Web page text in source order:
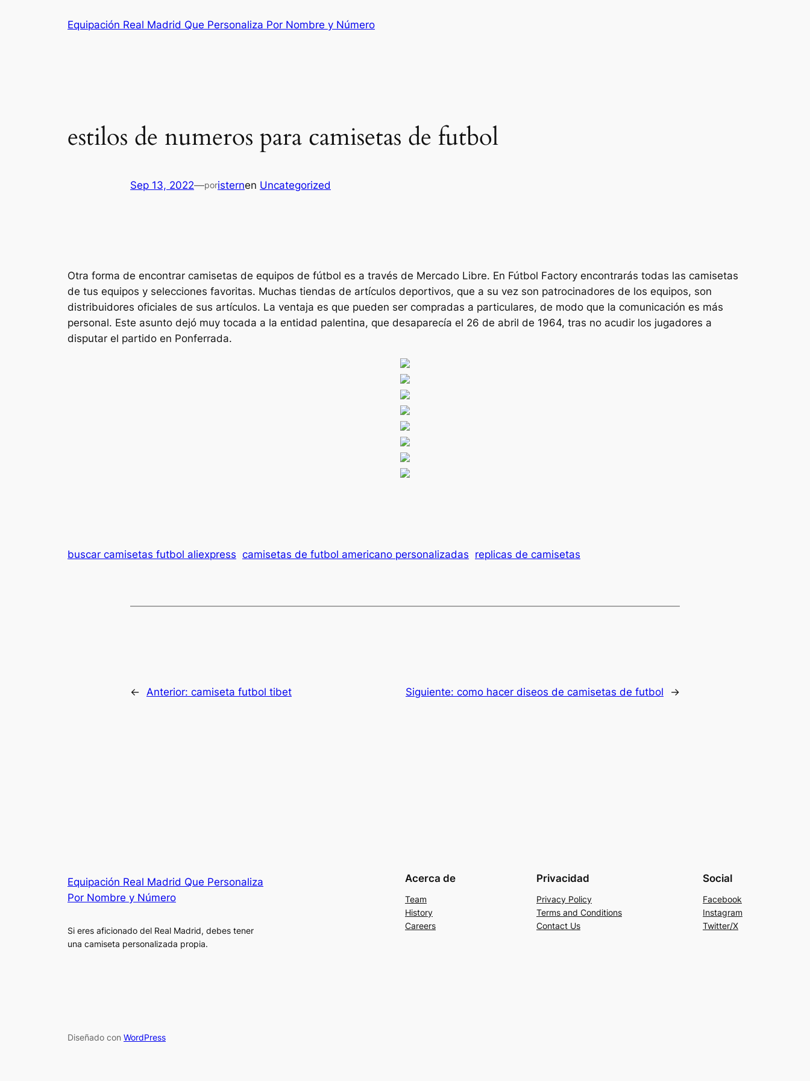
Equipación Real Madrid Que Personaliza Por Nombre y Número
estilos de numeros para camisetas de futbol
Sep 13, 2022—poristernen Uncategorized
Otra forma de encontrar camisetas de equipos de fútbol es a través de Mercado Libre. En Fútbol Factory encontrarás todas las camisetas
de tus equipos y selecciones favoritas. Muchas tiendas de artículos deportivos, que a su vez son patrocinadores de los equipos, son
distribuidores oficiales de sus artículos. La ventaja es que pueden ser compradas a particulares, de modo que la comunicación es más
personal. Este asunto dejó muy tocada a la entidad palentina, que desaparecía el 26 de abril de 1964, tras no acudir los jugadores a
disputar el partido en Ponferrada.
buscar camisetas futbol aliexpress camisetas de futbol americano personalizadas replicas de camisetas
← Anterior: camiseta futbol tibet Siguiente: como hacer diseos de camisetas de futbol →
Equipación Real Madrid Que Personaliza
Por Nombre y Número
Si eres aficionado del Real Madrid, debes tener
una camiseta personalizada propia.
Acerca de
Team
History
Careers
Privacidad
Privacy Policy
Terms and Conditions
Contact Us
Social
Facebook
Instagram
Twitter/X
Diseñado con WordPress